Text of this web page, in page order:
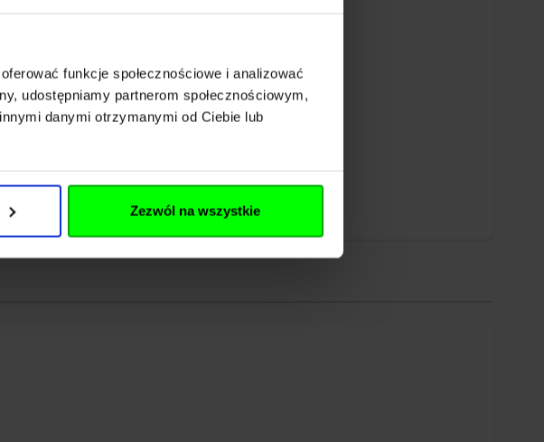
funkcje społecznościowe i analizować
udostępniamy partnerom społecznościowym,
danymi otrzymanymi od Ciebie lub
Zezwól na wszystkie